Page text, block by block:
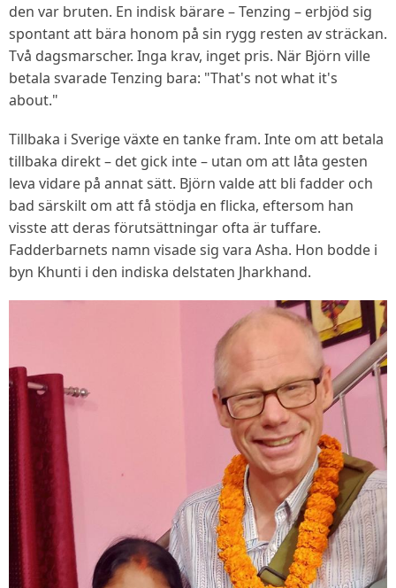
den var bruten. En indisk bärare – Tenzing – erbjöd sig
spontant att bära honom på sin rygg resten av sträckan.
Två dagsmarscher. Inga krav, inget pris. När Björn ville
betala svarade Tenzing bara: "That's not what it's
about."
Tillbaka i Sverige växte en tanke fram. Inte om att betala
tillbaka direkt – det gick inte – utan om att låta gesten
leva vidare på annat sätt. Björn valde att bli fadder och
bad särskilt om att få stödja en flicka, eftersom han
visste att deras förutsättningar ofta är tuffare.
Fadderbarnets namn visade sig vara Asha. Hon bodde i
byn Khunti i den indiska delstaten Jharkhand.